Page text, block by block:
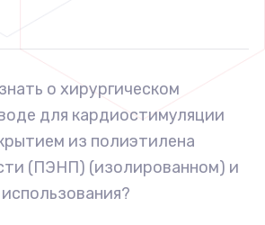
о хирургическом
для кардиостимуляции
из полиэтилена
(ПЭНП) (изолированном) и